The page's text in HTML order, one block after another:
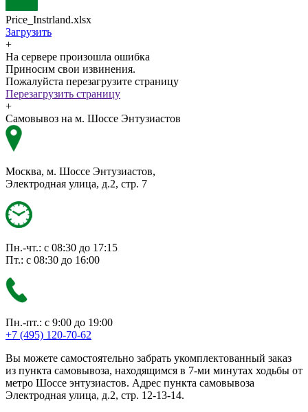
Price_Instrland.xlsx
Загрузить
+
На сервере произошла ошибка
Приносим свои извинения.
Пожалуйста перезагрузите страницу
Перезагрузить страницу
+
Самовывоз на м. Шоссе Энтузиастов
Москва, м. Шоссе Энтузиастов,
Электродная улица, д.2, стр. 7
Пн.-чт.: с 08:30 до 17:15
Пт.: с 08:30 до 16:00
Пн.-пт.: с 9:00 до 19:00
+7 (495) 120-70-62
Вы можете самостоятельно забрать укомплектованный заказ
из пункта самовывоза, находящимся в 7-ми минутах ходьбы от
метро Шоссе энтузиастов. Адрес пункта самовывоза
Электродная улица, д.2, стр. 12-13-14.